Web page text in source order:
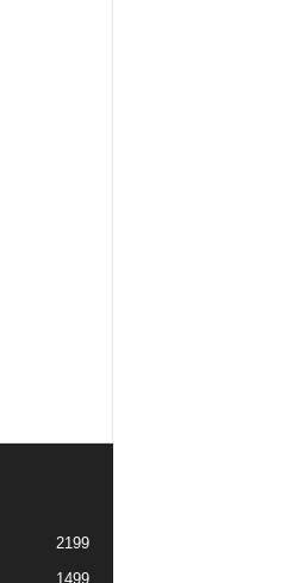
2199
1499